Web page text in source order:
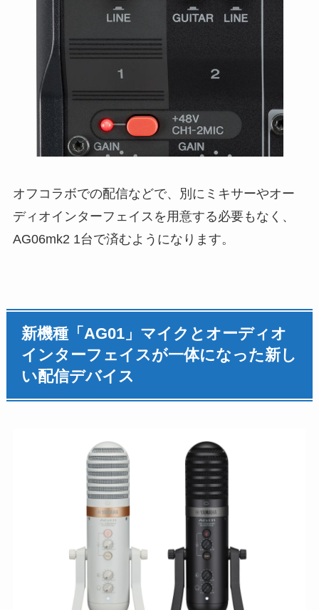
オフコラボでの配信などで、別にミキサーやオー
ディオインターフェイスを用意する必要もなく、
AG06mk2 1台で済むようになります。
新機種「AG01」マイクとオーディオ
インターフェイスが一体になった新し
い配信デバイス